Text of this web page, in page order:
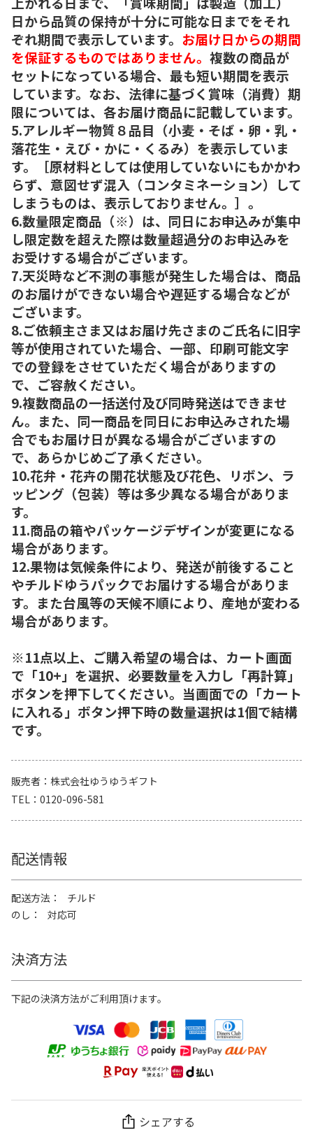
日から品質の保持が十分に可能な日までをそれ
ぞれ期間で表示しています。 お届け日からの期間
を保証するものではありません。 複数の商品が
セットになっている場合、最も短い期間を表示
しています。なお、法律に基づく賞味（消費）期
限については、各お届け商品に記載しています。
5.アレルギー物質８品目（小麦・そば・卵・乳・
落花生・えび・かに・くるみ）を表示していま
す。［原材料としては使用していないにもかかわ
らず、意図せず混入（コンタミネーション）して
しまうものは、表示しておりません。］。
6.数量限定商品（※）は、同日にお申込みが集中
し限定数を超えた際は数量超過分のお申込みを
お受けする場合がございます。
7.天災時など不測の事態が発生した場合は、商品
のお届けができない場合や遅延する場合などが
ございます。
8.ご依頼主さま又はお届け先さまのご氏名に旧字
等が使用されていた場合、一部、印刷可能文字
での登録をさせていただく場合がありますの
で、ご容赦ください。
9.複数商品の一括送付及び同時発送はできませ
ん。また、同一商品を同日にお申込みされた場
合でもお届け日が異なる場合がございますの
で、あらかじめご了承ください。
10.花弁・花卉の開花状態及び花色、リボン、ラ
ッピング（包装）等は多少異なる場合がありま
す。
11.商品の箱やパッケージデザインが変更になる
場合があります。
12.果物は気候条件により、発送が前後すること
やチルドゆうパックでお届けする場合がありま
す。また台風等の天候不順により、産地が変わる
場合があります。
※11点以上、ご購入希望の場合は、カート画面
で「10+」を選択、必要数量を入力し「再計算」
ボタンを押下してください。当画面での「カート
に入れる」ボタン押下時の数量選択は1個で結構
です。
販売者
株式会社ゆうゆうギフト
TEL
0120-096-581
配送情報
配送方法
チルド
のし
対応可
決済方法
下記の決済方法がご利用頂けます。
シェアする